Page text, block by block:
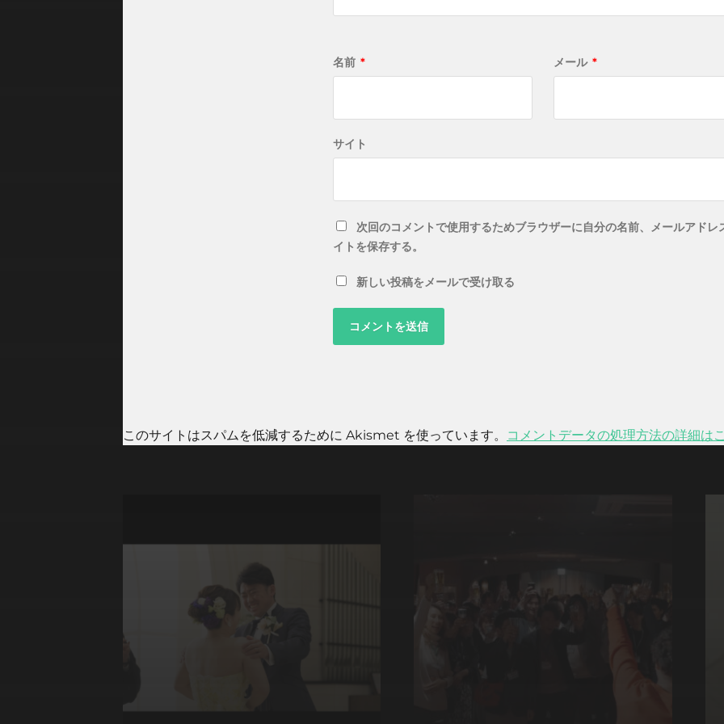
名前 * メール *
サイト
次回のコメントで使用するためブラウザーに自分の名前、メールアドレ
イトを保存する。
新しい投稿をメールで受け取る
このサイトはスパムを低減するために Akismet を使っています。 コメントデータの処理方法の詳細は